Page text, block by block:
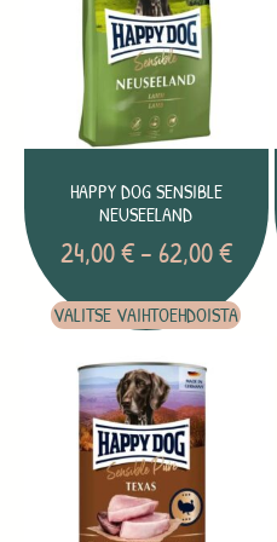
HAPPY DOG SENSIBLE
NEUSEELAND
24,00€ –62,00€
VALITSE VAIHTOEHDOISTA